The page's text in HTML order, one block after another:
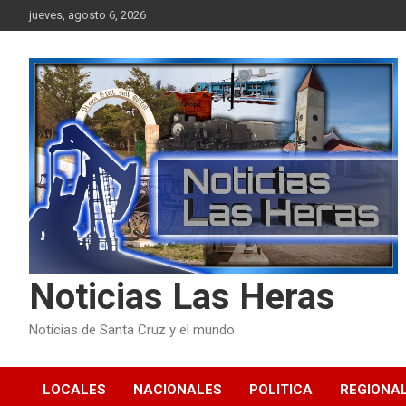
to
jueves, agosto 6, 2026
Noticias Las Heras
Noticias de Santa Cruz y el mundo
LOCALES NACIONALES POLITICA